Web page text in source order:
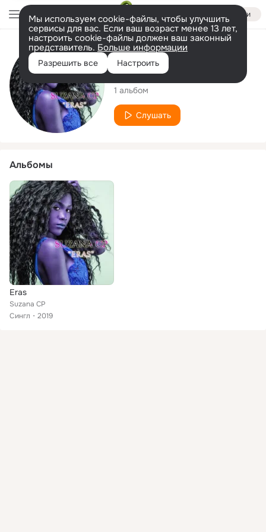
Войти
Мы используем cookie-файлы, чтобы улучшить
сервисы для вас. Если ваш возраст менее 13 лет,
настроить cookie-файлы должен ваш законный
представитель. Больше информации
Разрешить все Настроить
Исполнитель
Suzana CP
1 альбом
Слушать
Альбомы
Eras
Suzana CP
Сингл
2019